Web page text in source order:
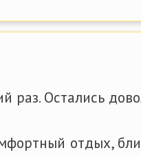
раз. Остались
отдых,